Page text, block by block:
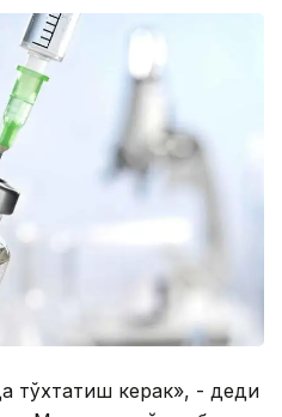
тўхтатиш керак», - деди